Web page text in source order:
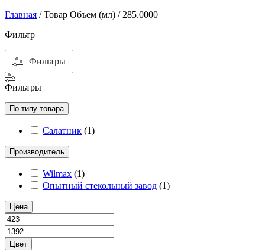
Главная / Товар Объем (мл) / 285.0000
Фильтр
Фильтры
Фильтры
По типу товара
Салатник (1)
Производитель
Wilmax (1)
Опытный стекольный завод (1)
Цена
Цвет